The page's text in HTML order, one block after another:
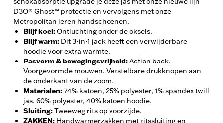
D3O® Ghost™ protectie en vervolgens met onze
Metropolitan leren handschoenen.
Blijf koel:Ontluchting onder de oksels.
Blijf warm: Dit 3-in-1 jack heeft een verwijderbare
hoodie voor extra warmte.
Pasvorm & bewegingsvrijheid:Action back.
Voorgevormde mouwen. Verstelbare drukknopen aan
de onderkant van de zoom.
Materialen:74% katoen, 25% polyester, 1% spandex twill
jas. 60% polyester, 40% katoen hoodie.
Sluiting:Tweeweg rits op voorzijde.
ZAKKEN: Handwarmerzakken met ritssluiting en